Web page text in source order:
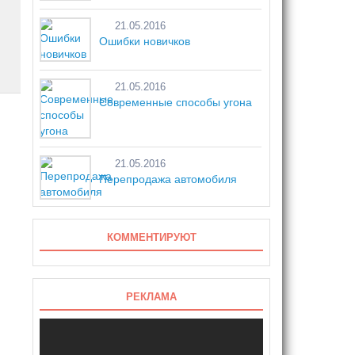
21.05.2016
Ошибки новичков
21.05.2016
Современные способы угона
21.05.2016
Перепродажа автомобиля
КОММЕНТИРУЮТ
РЕКЛАМА